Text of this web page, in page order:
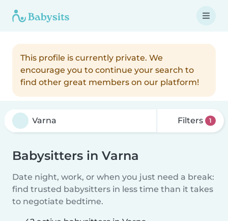
This profile is currently private. We
encourage you to continue your search to
find other great members on our platform!
Filters 1
Babysitters in Varna
Date night, work, or when you just need a break:
find trusted babysitters in less time than it takes
to negotiate bedtime.